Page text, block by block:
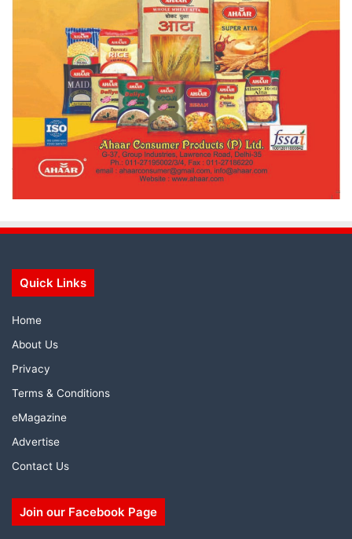
Quick Links
Home
About Us
Privacy
Terms & Conditions
eMagazine
Advertise
Contact Us
Join our Facebook Page